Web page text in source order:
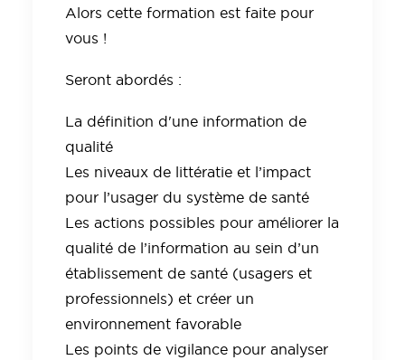
Alors cette formation est faite pour
vous !
Seront abordés :
La définition d'une information de
qualité
Les niveaux de littératie et l’impact
pour l’usager du système de santé
Les actions possibles pour améliorer la
qualité de l’information au sein d’un
établissement de santé (usagers et
professionnels) et créer un
environnement favorable
Les points de vigilance pour analyser